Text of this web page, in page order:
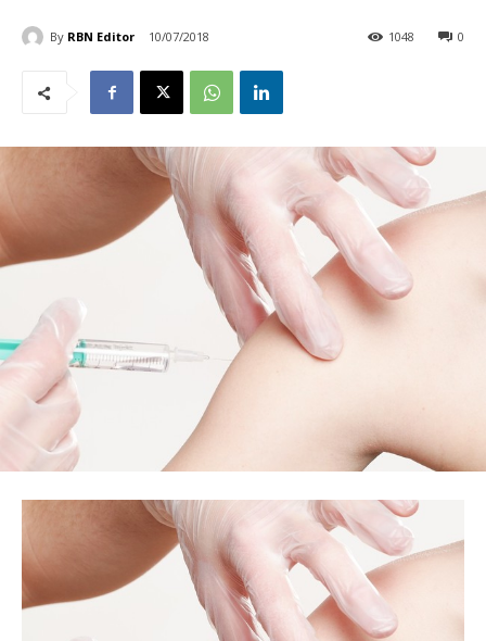
By RBN Editor 10/07/2018 0
1048